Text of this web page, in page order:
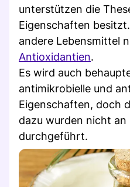
unterstützen die
Eigenschaften
andere Lebensmittel
Antioxidantien.
Es wird auch
antimikrobielle und
Eigenschaften, doch
dazu wurden nicht an
durchgeführt.